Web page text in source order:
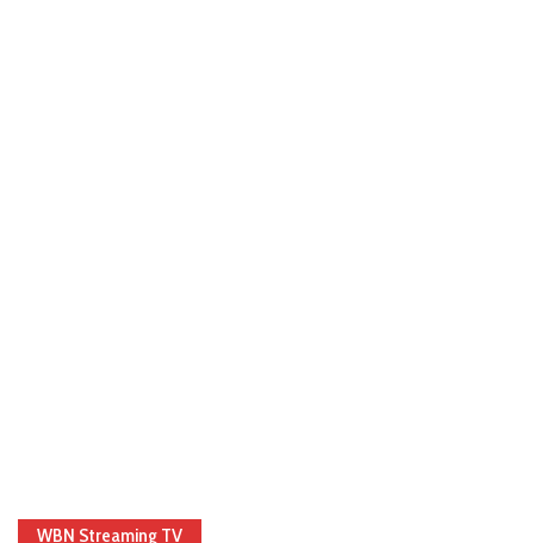
WBN Streaming TV